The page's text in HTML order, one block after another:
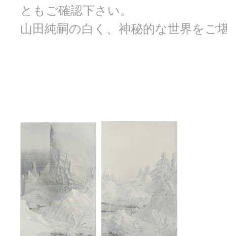
ともご確認下さい。
山田純嗣の白く、神秘的な世界をご